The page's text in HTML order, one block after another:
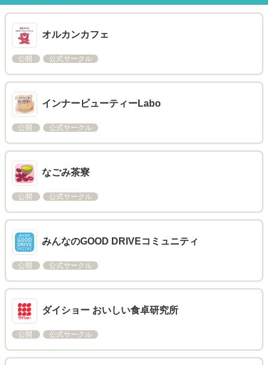
オルカンカフェ
公開 公式サークル
インナービューティーLabo
公開 公式サークル
なごみ茶寮
公開 公式サークル
みんなのGOOD DRIVEコミュニティ
公開 公式サークル
ダイショー おいしい食卓研究所
公開 公式サークル